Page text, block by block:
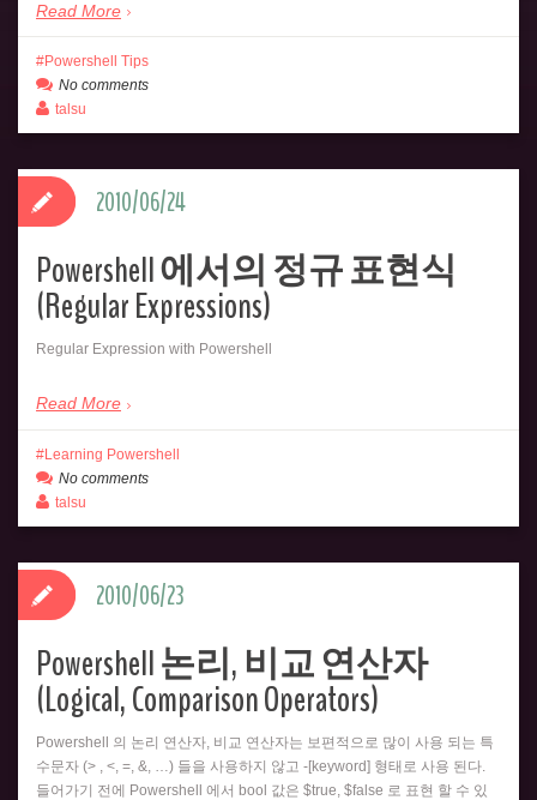
Read More
Powershell Tips
No comments
talsu
Powershell 에서의 정규 표현식
(Regular Expressions)
Regular Expression with Powershell
Read More
2010/06/24
Learning Powershell
No comments
talsu
Powershell 논리, 비교 연산자
(Logical, Comparison Operators)
Powershell 의 논리 연산자, 비교 연산자는 보편적으로 많이 사용 되는 특
수문자 (> , <, =, &, …) 들을 사용하지 않고 -[keyword] 형태로 사용 된다.
들어가기 전에 Powershell 에서 bool 값은 $true, $false 로 표현 할 수 있
2010/06/23